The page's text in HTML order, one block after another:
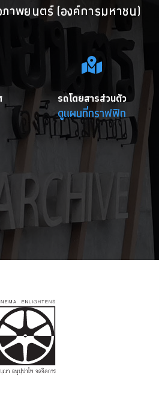
าพยนตร์ (องค์การมหาชน)
รถโดยสารส่วนตัว
ดูแผนที่กราฟฟิก